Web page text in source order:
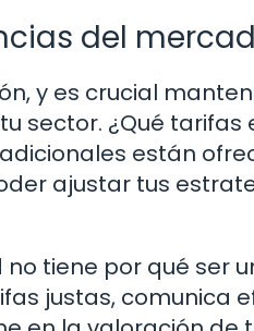
del
y es crucial
sector. ¿Qué
están
ajustar tus
tiene por qué ser
justas, comunica